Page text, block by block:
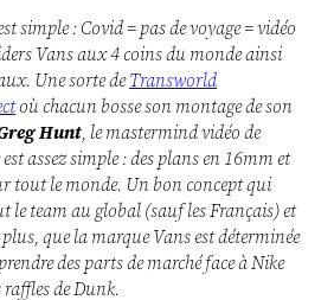
simple : Covid = pas de voyage = vidéo
Vans aux 4 coins du monde ainsi
Une sorte deTransworld
où chacun bosse son montage de son
Hunt, le mastermind vidéo de
assez simple : des plans en 16mm et
tout le monde. Un bon concept qui
le team au global (sauf les Français) et
que la marque Vans est déterminée
des parts de marché face à Nike
de Dunk.